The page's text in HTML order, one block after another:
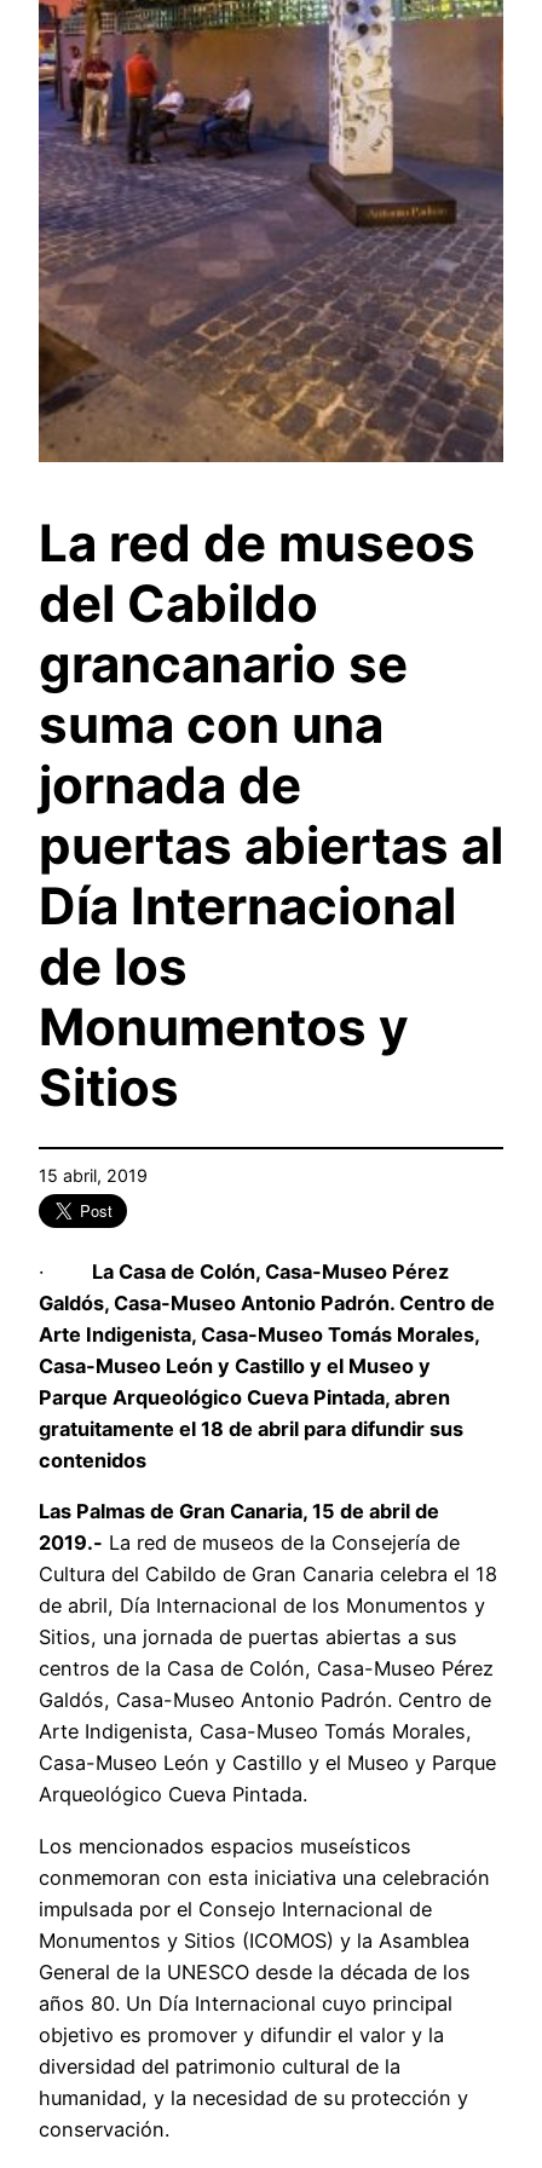
La red de museos
del Cabildo
grancanario se
suma con una
jornada de
puertas abiertas al
Día Internacional
de los
Monumentos y
Sitios
15 abril, 2019
· La Casa de Colón, Casa-Museo Pérez
Galdós, Casa-Museo Antonio Padrón. Centro de
Arte Indigenista, Casa-Museo Tomás Morales,
Casa-Museo León y Castillo y el Museo y
Parque Arqueológico Cueva Pintada, abren
gratuitamente el 18 de abril para difundir sus
contenidos
Las Palmas de Gran Canaria, 15 de abril de
2019.- La red de museos de la Consejería de
Cultura del Cabildo de Gran Canaria celebra el 18
de abril, Día Internacional de los Monumentos y
Sitios, una jornada de puertas abiertas a sus
centros de la Casa de Colón, Casa-Museo Pérez
Galdós, Casa-Museo Antonio Padrón. Centro de
Arte Indigenista, Casa-Museo Tomás Morales,
Casa-Museo León y Castillo y el Museo y Parque
Arqueológico Cueva Pintada.
Los mencionados espacios museísticos
conmemoran con esta iniciativa una celebración
impulsada por el Consejo Internacional de
Monumentos y Sitios (ICOMOS) y la Asamblea
General de la UNESCO desde la década de los
años 80. Un Día Internacional cuyo principal
objetivo es promover y difundir el valor y la
diversidad del patrimonio cultural de la
humanidad, y la necesidad de su protección y
conservación.